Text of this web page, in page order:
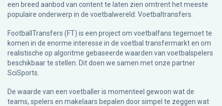
een breed aanbod van content te laten zien omtrent het meeste
populaire onderwerp in de voetbalwereld: Voetbaltransfers.
FootballTransfers (FT) is een project om voetbalfans tegemoet te
komen in de enorme interesse in de voetbal transfermarkt en om
realistische op algoritme gebaseerde waarden van voetbalspelers
beschikbaar te stellen. Dit doen we samen met onze partner
SciSports
De waarde van een voetballer is momenteel gewoon wat de
teams, spelers en makelaars bepalen door simpel te zeggen wat